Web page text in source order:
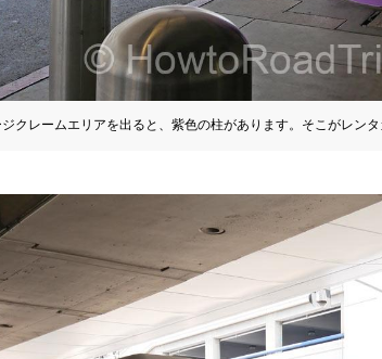
クレームエリアを出ると、紫色の柱があります。そこがレン